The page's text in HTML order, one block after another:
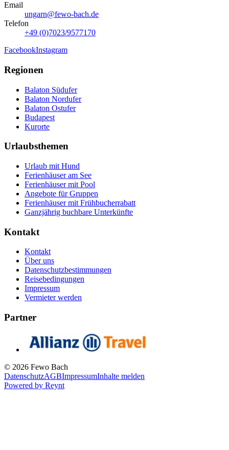
Email
ungarn@fewo-bach.de
Telefon
+49 (0)7023/9577170
FacebookInstagram
Regionen
Balaton Südufer
Balaton Nordufer
Balaton Ostufer
Budapest
Kurorte
Urlaubsthemen
Urlaub mit Hund
Ferienhäuser am See
Ferienhäuser mit Pool
Angebote für Gruppen
Ferienhäuser mit Frühbucherrabatt
Ganzjährig buchbare Unterkünfte
Kontakt
Kontakt
Über uns
Datenschutzbestimmungen
Reisebedingungen
Impressum
Vermieter werden
Partner
© 2026 Fewo Bach
DatenschutzAGBImpressumInhalte melden
Powered by Reynt